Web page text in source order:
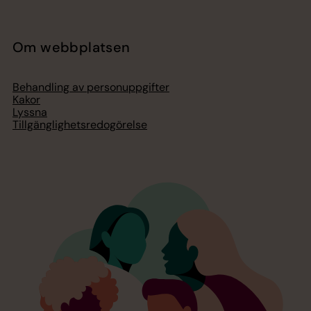
Om webbplatsen
Behandling av personuppgifter
Kakor
Lyssna
Tillgänglighetsredogörelse